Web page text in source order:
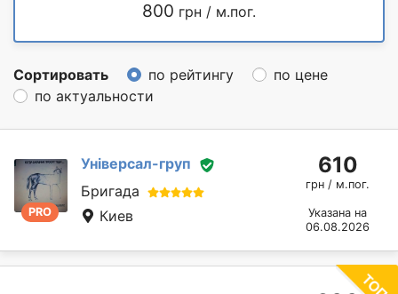
800 грн / м.пог.
Сортировать по рейтингу
по цене
по актуальности
PRO
Універсал-груп
Бригада
Киев
610
грн / м.пог.
Указана на
06.08.2026